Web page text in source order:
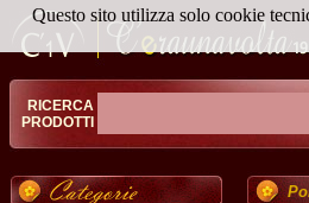
RICERCA
PRODOTTI
Questo sito utilizza solo cookie